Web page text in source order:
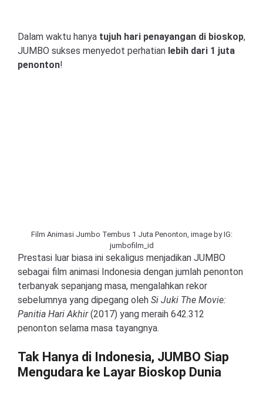
Dalam waktu hanya tujuh hari penayangan di bioskop,
JUMBO sukses menyedot perhatian lebih dari 1 juta
penonton!
Film Animasi Jumbo Tembus 1 Juta Penonton, image by IG:
jumbofilm_id
Prestasi luar biasa ini sekaligus menjadikan JUMBO
sebagai film animasi Indonesia dengan jumlah penonton
terbanyak sepanjang masa, mengalahkan rekor
sebelumnya yang dipegang oleh Si Juki The Movie:
Panitia Hari Akhir(2017) yang meraih 642.312
penonton selama masa tayangnya.
Tak Hanya di Indonesia, JUMBO Siap
Mengudara ke Layar Bioskop Dunia